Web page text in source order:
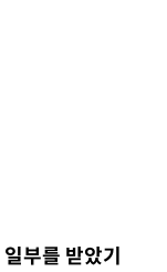
일부를 받았기